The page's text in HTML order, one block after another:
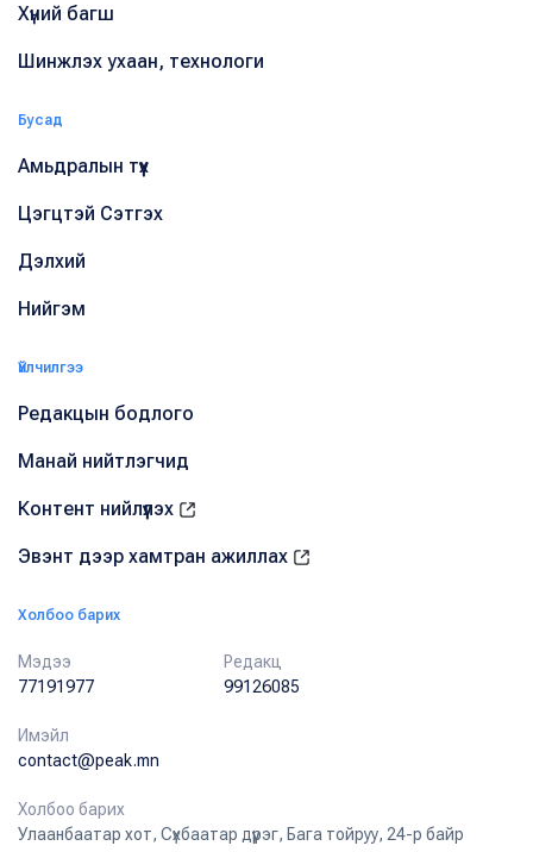
Хүний багш
Шинжлэх ухаан, технологи
Бусад
Амьдралын түүх
Цэгцтэй Сэтгэх
Дэлхий
Нийгэм
Үйлчилгээ
Редакцын бодлого
Манай нийтлэгчид
Контент нийлүүлэх
Эвэнт дээр хамтран ажиллах
Холбоо барих
Мэдээ
77191977
Редакц
99126085
Имэйл
contact@peak.mn
Холбоо барих
Улаанбаатар хот, Сүхбаатар дүүрэг, Бага тойруу, 24-р байр